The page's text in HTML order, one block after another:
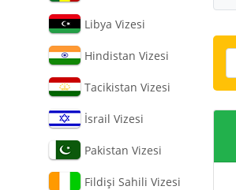
Libya Vizesi
Hindistan Vizesi
Tacikistan Vizesi
İsrail Vizesi
Pakistan Vizesi
Fildişi Sahili Vizesi